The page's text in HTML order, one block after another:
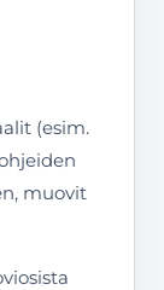
(esim.
muovit